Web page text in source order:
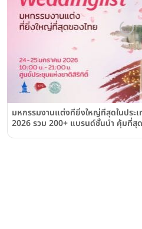
มหกรรมงานแต่งที่ยิ่งใหญ่ที่สุดในปร
2026 รวม 200+ แบรนด์ชั้นนำ คุ้มที่